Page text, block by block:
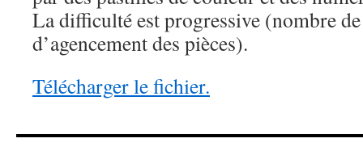
La difficulté est progressive (nombre
d’agencement des pièces).
Télécharger le fichier.